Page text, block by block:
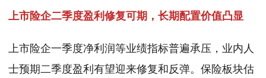
上市险企二季度盈利修复可期，长期配置价值凸显
上市险企一季度净利润等业绩指标普遍承压，业内人
士预期二季度盈利有望迎来修复和反弹。保险板块估